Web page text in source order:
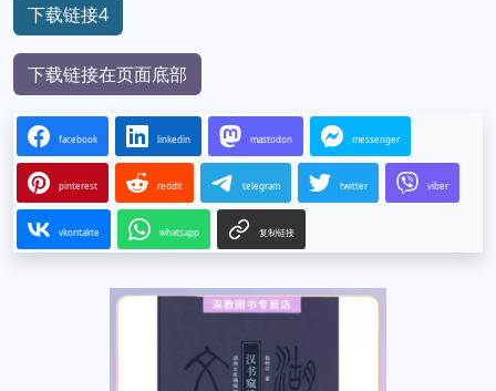
下载链接4
下载链接在页面底部
facebook linkedin mastodon messenger
pinterest reddit telegram twitter viber
vkontakte whatsapp 复制链接